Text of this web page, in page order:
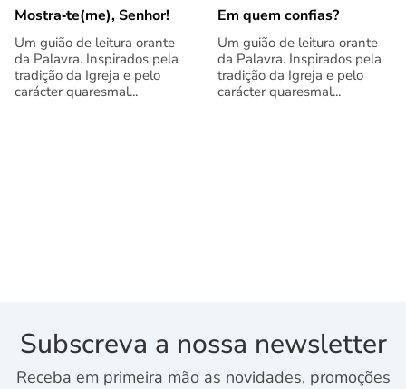
Mostra‑te(me), Senhor!
Um guião de leitura orante
da Palavra. Inspirados pela
tradição da Igreja e pelo
carácter quaresmal...
Em quem confias?
Um guião de leitura orante
da Palavra. Inspirados pela
tradição da Igreja e pelo
carácter quaresmal...
Subscreva a nossa newsletter
Receba em primeira mão as novidades, promoções